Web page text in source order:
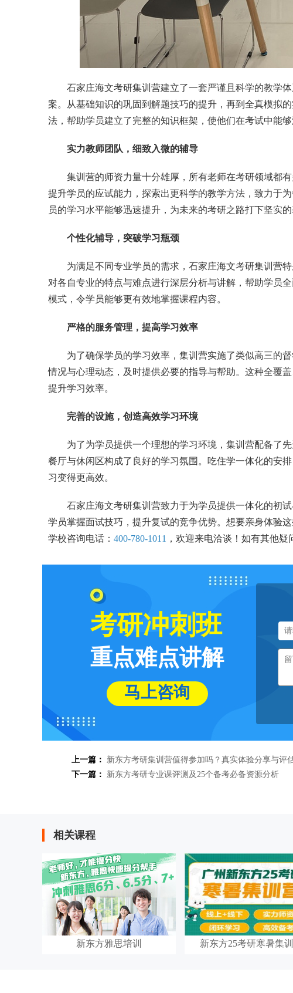
石家庄海文考研集训营建立了一套严谨且科学的教学
案。从基础知识的巩固到解题技巧的提升，再到全真模拟
法，帮助学员建立了完整的知识框架，使他们在考试中能
实力教师团队，细致入微的辅导
集训营的师资力量十分雄厚，所有老师在考研领域都
提升学员的应试能力，探索出更科学的教学方法，致力于
员的学习水平能够迅速提升，为未来的考研之路打下坚实的
个性化辅导，突破学习瓶颈
为满足不同专业学员的需求，石家庄海文考研集训营
对各自专业的特点与难点进行深层分析与讲解，帮助学员
模式，令学员能够更有效地掌握课程内容。
严格的服务管理，提高学习效率
为了确保学员的学习效率，集训营实施了类似高三的
情况与心理动态，及时提供必要的指导与帮助。这种全覆
提升学习效率。
完善的设施，创造高效学习环境
为了为学员提供一个理想的学习环境，集训营配备了
餐厅与休闲区构成了良好的学习氛围。吃住学一体化的安
习变得更高效。
石家庄海文考研集训营致力于为学员提供一体化的初
学员掌握面试技巧，提升复试的竞争优势。想要亲身体验
学校咨询电话： 400-780-1011 ，欢迎来电洽谈！如有其他疑
考研冲刺班
重点难点讲解
马上咨询
上一篇：
新东方考研集训营值得参加吗？真实体验分享与评
下一篇：
新东方考研专业课评测及25个备考必备资源分析
相关课程
新东方雅思培训 新东方25考研寒暑集